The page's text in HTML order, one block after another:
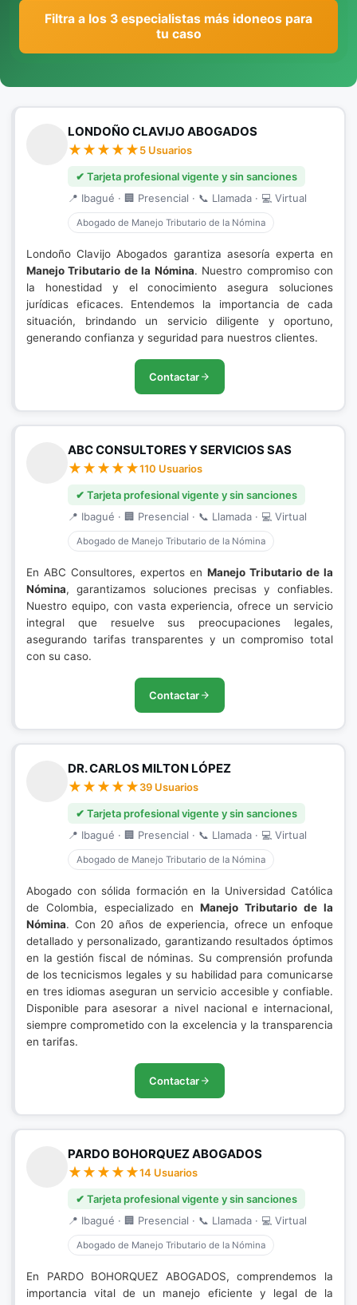
Filtra a los 3 especialistas más idoneos para
tu caso
LONDOÑO CLAVIJO ABOGADOS
5 Usuarios
✔ Tarjeta profesional vigente y sin sanciones
📍 Ibagué · 🏢 Presencial · 📞 Llamada · 💻 Virtual
Abogado de Manejo Tributario de la Nómina
Londoño Clavijo Abogados garantiza asesoría experta en
Manejo Tributario de la Nómina. Nuestro compromiso con
la honestidad y el conocimiento asegura soluciones
jurídicas eficaces. Entendemos la importancia de cada
situación, brindando un servicio diligente y oportuno,
generando confianza y seguridad para nuestros clientes.
Contactar
ABC CONSULTORES Y SERVICIOS SAS
110 Usuarios
✔ Tarjeta profesional vigente y sin sanciones
📍 Ibagué · 🏢 Presencial · 📞 Llamada · 💻 Virtual
Abogado de Manejo Tributario de la Nómina
En ABC Consultores, expertos en Manejo Tributario de la
Nómina, garantizamos soluciones precisas y confiables.
Nuestro equipo, con vasta experiencia, ofrece un servicio
integral que resuelve sus preocupaciones legales,
asegurando tarifas transparentes y un compromiso total
con su caso.
Contactar
DR. CARLOS MILTON LÓPEZ
39 Usuarios
✔ Tarjeta profesional vigente y sin sanciones
📍 Ibagué · 🏢 Presencial · 📞 Llamada · 💻 Virtual
Abogado de Manejo Tributario de la Nómina
Abogado con sólida formación en la Universidad Católica
de Colombia, especializado enManejo Tributario de la
Nómina. Con 20 años de experiencia, ofrece un enfoque
detallado y personalizado, garantizando resultados óptimos
en la gestión fiscal de nóminas. Su comprensión profunda
de los tecnicismos legales y su habilidad para comunicarse
en tres idiomas aseguran un servicio accesible y confiable.
Disponible para asesorar a nivel nacional e internacional,
siempre comprometido con la excelencia y la transparencia
en tarifas.
Contactar
PARDO BOHORQUEZ ABOGADOS
14 Usuarios
✔ Tarjeta profesional vigente y sin sanciones
📍 Ibagué · 🏢 Presencial · 📞 Llamada · 💻 Virtual
Abogado de Manejo Tributario de la Nómina
En PARDO BOHORQUEZ ABOGADOS, comprendemos la
importancia vital de un manejo eficiente y legal de la